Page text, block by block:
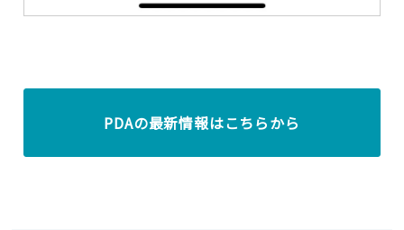
PDAの最新情報はこちらから